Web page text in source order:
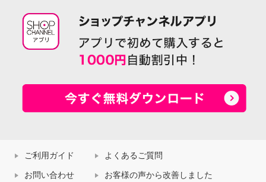
ご利用ガイド よくあるご質問
お問い合わせ お客様の声から改善しました